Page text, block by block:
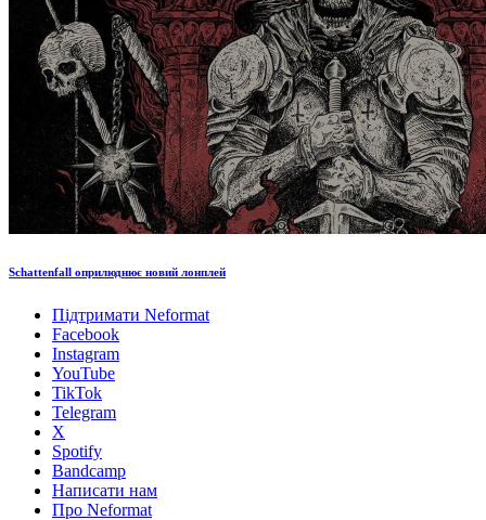
Schattenfall оприлюднює новий лонплей
Підтримати Neformat
Facebook
Instagram
YouTube
TikTok
Telegram
X
Spotify
Bandcamp
Написати нам
Про Neformat